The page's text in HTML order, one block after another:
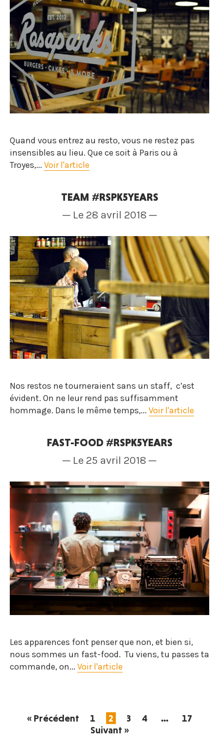
Quand vous entrez au resto, vous ne restez pas
insensibles au lieu. Que ce soit à Paris ou à
Troyes,... Voir l'article
TEAM #RSPK5YEARS
─ Le 28 avril 2018 ─
Nos restos ne tourneraient sans un staff, c’est
évident. On ne leur rend pas suffisamment
hommage. Dans le même temps,... Voir l'article
FAST-FOOD #RSPK5YEARS
─ Le 25 avril 2018 ─
Les apparences font penser que non, et bien si,
nous sommes un fast-food. Tu viens, tu passes ta
commande, on... Voir l'article
« Précédent 1 2 3 4 …
17
Suivant »